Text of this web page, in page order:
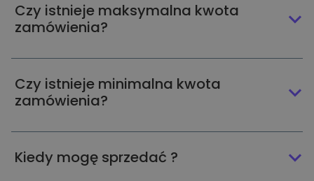
Czy istnieje maksymalna kwota
zamówienia?
Czy istnieje minimalna kwota
zamówienia?
Kiedy mogę sprzedać ?